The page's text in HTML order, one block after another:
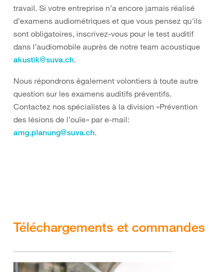
travail. Si votre entreprise n’a encore jamais réalisé
d’examens audiométriques et que vous pensez qu'ils
sont obligatoires, inscrivez-vous pour le test auditif
dans l’audiomobile auprès de notre team acoustique
akustik@suva.ch.
Nous répondrons également volontiers à toute autre
question sur les examens auditifs préventifs.
Contactez nos spécialistes à la division «Prévention
des lésions de l’ouïe» par e-mail:
amg.planung@suva.ch.
Téléchargements et commandes